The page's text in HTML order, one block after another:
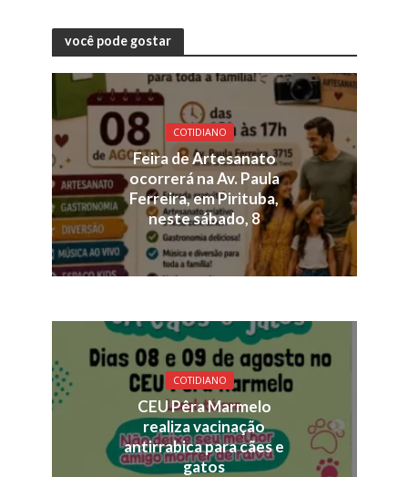
você pode gostar
COTIDIANO
Feira de Artesanato
ocorrerá na Av. Paula
Ferreira, em Pirituba,
neste sábado, 8
COTIDIANO
CEU Pêra Marmelo
realiza vacinação
antirrabica para cães e
gatos